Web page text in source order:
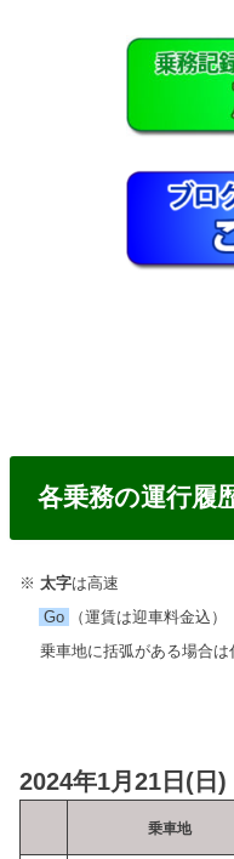
各乗務の運行履
※太字は高速
Go
（運賃は迎車料金込）
乗車地に括弧がある場合は
2024年1月21日(
乗車地